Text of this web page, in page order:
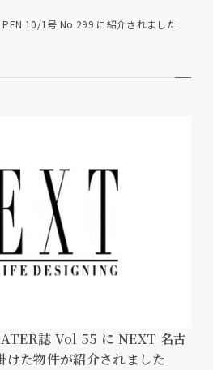
10/1号 No.299 に紹介されました
誌 Vol 55 に NEXT 名古
た物件が紹介されました